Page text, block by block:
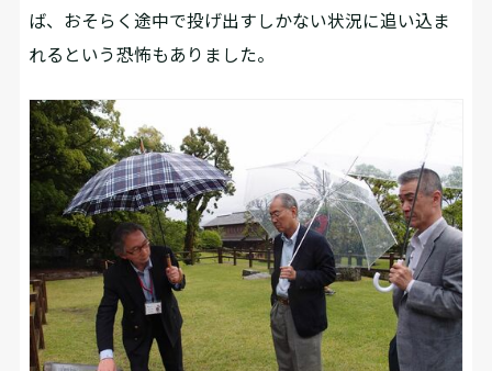
ば、おそらく途中で投げ出すしかない状況に追い込ま
れるという恐怖もありました。